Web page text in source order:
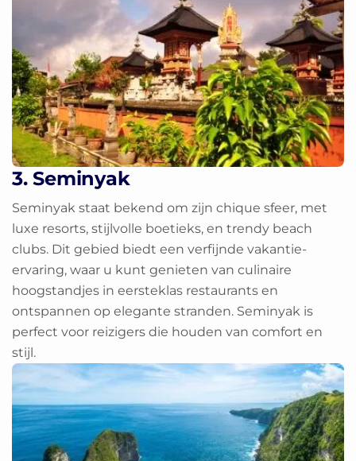
3. Seminyak
Seminyak staat bekend om zijn chique sfeer, met
luxe resorts, stijlvolle boetieks, en trendy beach
clubs. Dit gebied biedt een verfijnde vakantie-
ervaring, waar u kunt genieten van culinaire
hoogstandjes in eersteklas restaurants en
ontspannen op elegante stranden. Seminyak is
perfect voor reizigers die houden van comfort en
stijl.